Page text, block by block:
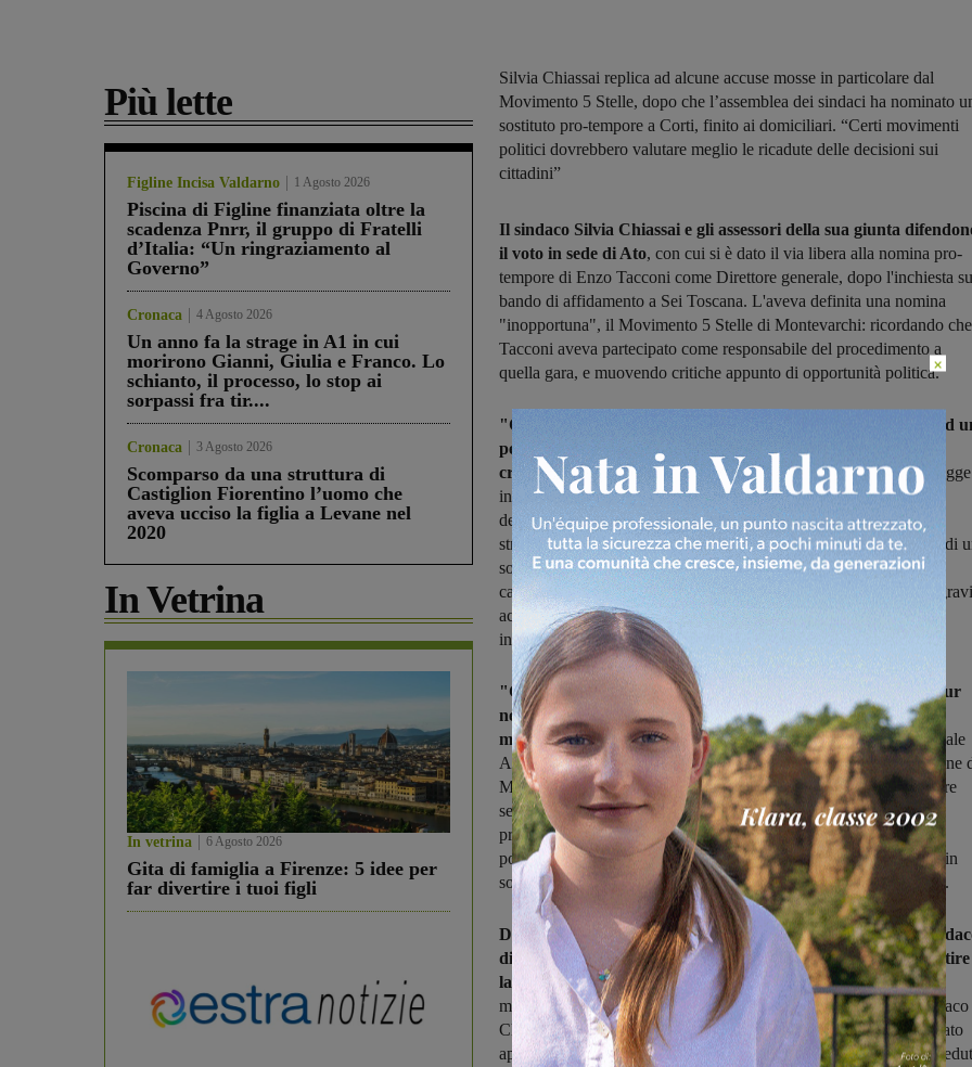
Più lette
Figline Incisa Valdarno 1 Agosto 2026
Piscina di Figline finanziata oltre la
scadenza Pnrr, il gruppo di Fratelli
d’Italia: “Un ringraziamento al
Governo”
Cronaca 4 Agosto 2026
Un anno fa la strage in A1 in cui
morirono Gianni, Giulia e Franco. Lo
schianto, il processo, lo stop ai
sorpassi fra tir....
Cronaca 3 Agosto 2026
Scomparso da una struttura di
Castiglion Fiorentino l’uomo che
aveva ucciso la figlia a Levane nel
2020
In Vetrina
In vetrina 6 Agosto 2026
Gita di famiglia a Firenze: 5 idee per
far divertire i tuoi figli
Silvia Chiassai replica ad alcune accuse mosse in particolare dal
Movimento 5 Stelle, dopo che l’assemblea dei sindaci ha nominato
sostituto pro-tempore a Corti, finito ai domiciliari. “Certi movimenti
politici dovrebbero valutare meglio le ricadute delle decisioni sui
cittadini”
Il sindaco Silvia Chiassai e gli assessori della sua giunta
il voto in sede di Ato, con cui si è dato il via libera alla nomina pro-
tempore di Enzo Tacconi come Direttore generale, dopo l'inchiesta
bando di affidamento a Sei Toscana. L'aveva definita una nomina
"inopportuna", il Movimento 5 Stelle di Montevarchi: ricordando che
Tacconi aveva partecipato come responsabile del procedimento a
quella gara, e muovendo critiche appunto di opportunità politica.
"Certi movimenti politici, anziché restringere la loro azione ad
perenne processo alle intenzioni, dovrebbero comprendere la
criticità delle situazionie valutarne la ricaduta sui cittadini", si legge
in una nota dell'Amministrazione Chiassai. "La votazione
dell’assemblea dei sindaci dell’Ato Toscana Sud, in seduta
straordinaria, ha riguardato due delibere: la celere individuazione di
sostituto del Direttore generale, indagato e sottoposto a misure
cautelari; e la posizione da assumere nei suoi confronti, stante le gravi
accuse per presunta turbativa d’asta nella gara di appalto per
individuare il gestore unico del ciclo dei rifiuti".
"Con grande senso di responsabilità – ribadisce la giunta – pur
nella consapevolezza di una gestione del servizio rifiuti che
manifesta continue criticità, puntualmente documentate dall'attuale
Amministrazione al Consorzio e all'Autorità di controllo, il Comune
Montevarchi ha convenuto, con l'unanimità dell'assemblea, di agire
secondo quanto ipotizzato nello stesso regolamento dell'Ato che
prevede, in caso di grave impedimento del Direttore generale, la
possibilità di assegnare le mansioni di amministrazione ordinaria, in
sostituzione temporanea, ad un dipendente dell'organismo stesso".
Da qui la scelta di Tacconi, il cui nome è stato indicato dal
di Arezzo Ghinelli. "Sui sindaci incombeva l'obbligo di garantire
la continuità del serviziolegato al ciclo integrato dei rifiuti e di
mantenerne il controllo. E questo è senso di responsabilità. Il sindaco
Chiassai, con la maggioranza che lo sostiene, ha sempre manifestato
apertura verso le proposte delle opposizioni quando, come nella
×